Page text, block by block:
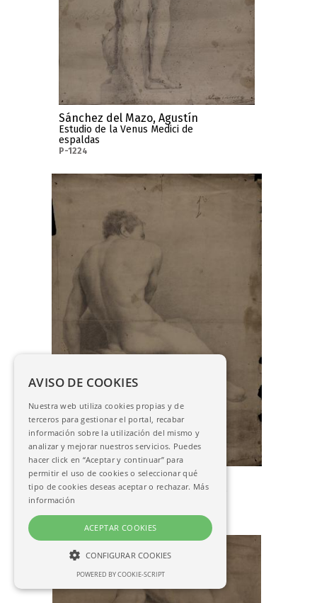
Sánchez del Mazo, Agustín
Estudio de la Venus Medici de
espaldas
P-1224
Sánchez del Mazo, Agustín
Estudio de modelo masculino desnudo
sentado de espaldas
AVISO DE COOKIES
Nuestra web utiliza cookies propias y de
terceros para gestionar el portal, recabar
información sobre la utilización del mismo y
analizar y mejorar nuestros servicios. Puedes
hacer click en “Aceptar y continuar” para
permitir el uso de cookies o seleccionar qué
tipo de cookies deseas aceptar o rechazar. Más
información
ACEPTAR COOKIES
CONFIGURAR COOKIES
NECESARIASPOWERED BY COOKIE-SCRIPT